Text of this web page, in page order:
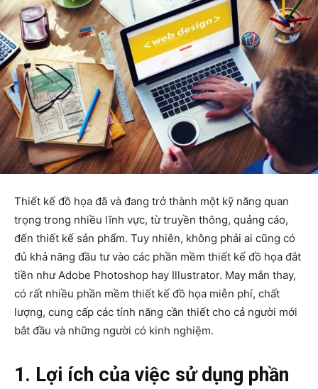
Thiết kế đồ họa đã và đang trở thành một kỹ năng quan
trọng trong nhiều lĩnh vực, từ truyền thông, quảng cáo,
đến thiết kế sản phẩm. Tuy nhiên, không phải ai cũng có
đủ khả năng đầu tư vào các phần mềm thiết kế đồ họa đắt
tiền như Adobe Photoshop hay Illustrator. May mắn thay,
có rất nhiều phần mềm thiết kế đồ họa miễn phí, chất
lượng, cung cấp các tính năng cần thiết cho cả người mới
bắt đầu và những người có kinh nghiệm.
1. Lợi ích của việc sử dụng phần